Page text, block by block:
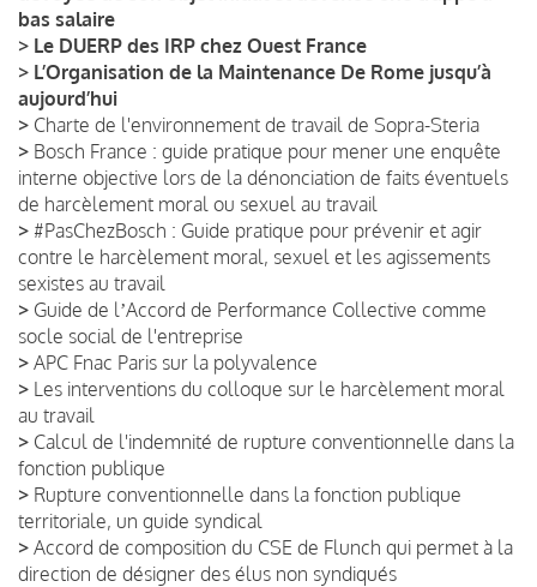
bas salaire
> Le DUERP des IRP chez Ouest France
> L’Organisation de la Maintenance De Rome jusqu’à
aujourd’hui
> Charte de l'environnement de travail de Sopra-Steria
> Bosch France : guide pratique pour mener une enquête
interne objective lors de la dénonciation de faits éventuels
de harcèlement moral ou sexuel au travail
> #PasChezBosch : Guide pratique pour prévenir et agir
contre le harcèlement moral, sexuel et les agissements
sexistes au travail
> Guide de lʼAccord de Performance Collective comme
socle social de l'entreprise
> APC Fnac Paris sur la polyvalence
> Les interventions du colloque sur le harcèlement moral
au travail
> Calcul de l'indemnité de rupture conventionnelle dans la
fonction publique
> Rupture conventionnelle dans la fonction publique
territoriale, un guide syndical
> Accord de composition du CSE de Flunch qui permet à la
direction de désigner des élus non syndiqués